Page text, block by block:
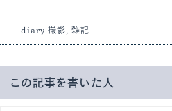
diary 撮影 雑記
この記事を書いた人